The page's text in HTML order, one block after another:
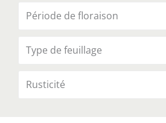
Période de floraison
Type de feuillage
Rusticité